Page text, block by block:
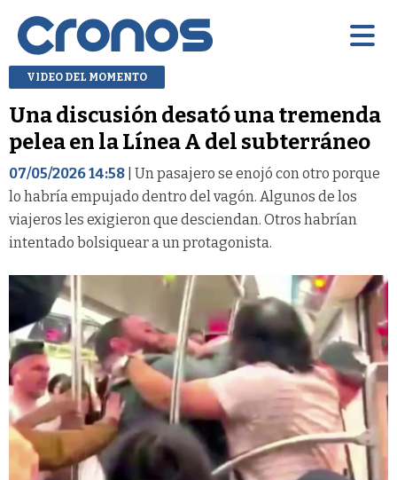
VIDEO DEL MOMENTO
Una discusión desató una tremenda
pelea en la Línea A del subterráneo
07/05/2026 14:58 | Un pasajero se enojó con otro porque
lo habría empujado dentro del vagón. Algunos de los
viajeros les exigieron que desciendan. Otros habrían
intentado bolsiquear a un protagonista.